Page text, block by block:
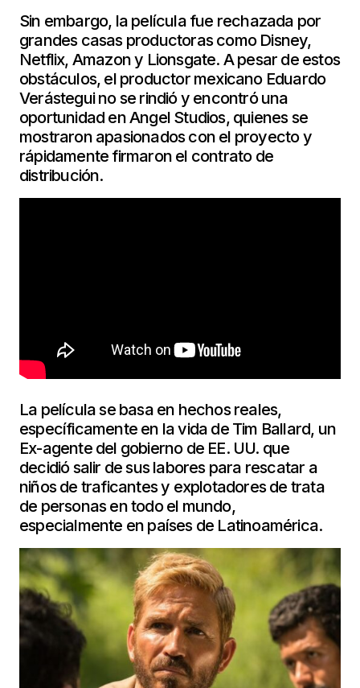
Sin embargo, la película fue rechazada por
grandes casas productoras como Disney,
Netflix, Amazon y Lionsgate. A pesar de estos
obstáculos, el productor mexicano Eduardo
Verástegui no se rindió y encontró una
oportunidad en Angel Studios, quienes se
mostraron apasionados con el proyecto y
rápidamente firmaron el contrato de
distribución.
La película se basa en hechos reales,
específicamente en la vida de Tim Ballard, un
Ex-agente del gobierno de EE. UU. que
decidió salir de sus labores para rescatar a
niños de traficantes y explotadores de trata
de personas en todo el mundo,
especialmente en países de Latinoamérica.